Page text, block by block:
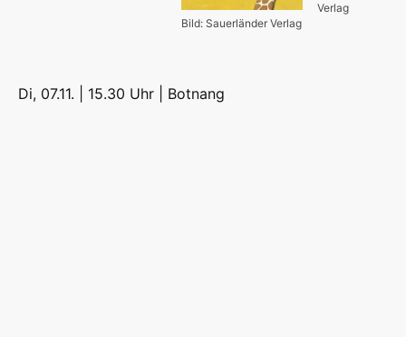
Verlag
Bild: Sauerländer Verlag
Di, 07.11. | 15.30 Uhr | Botnang